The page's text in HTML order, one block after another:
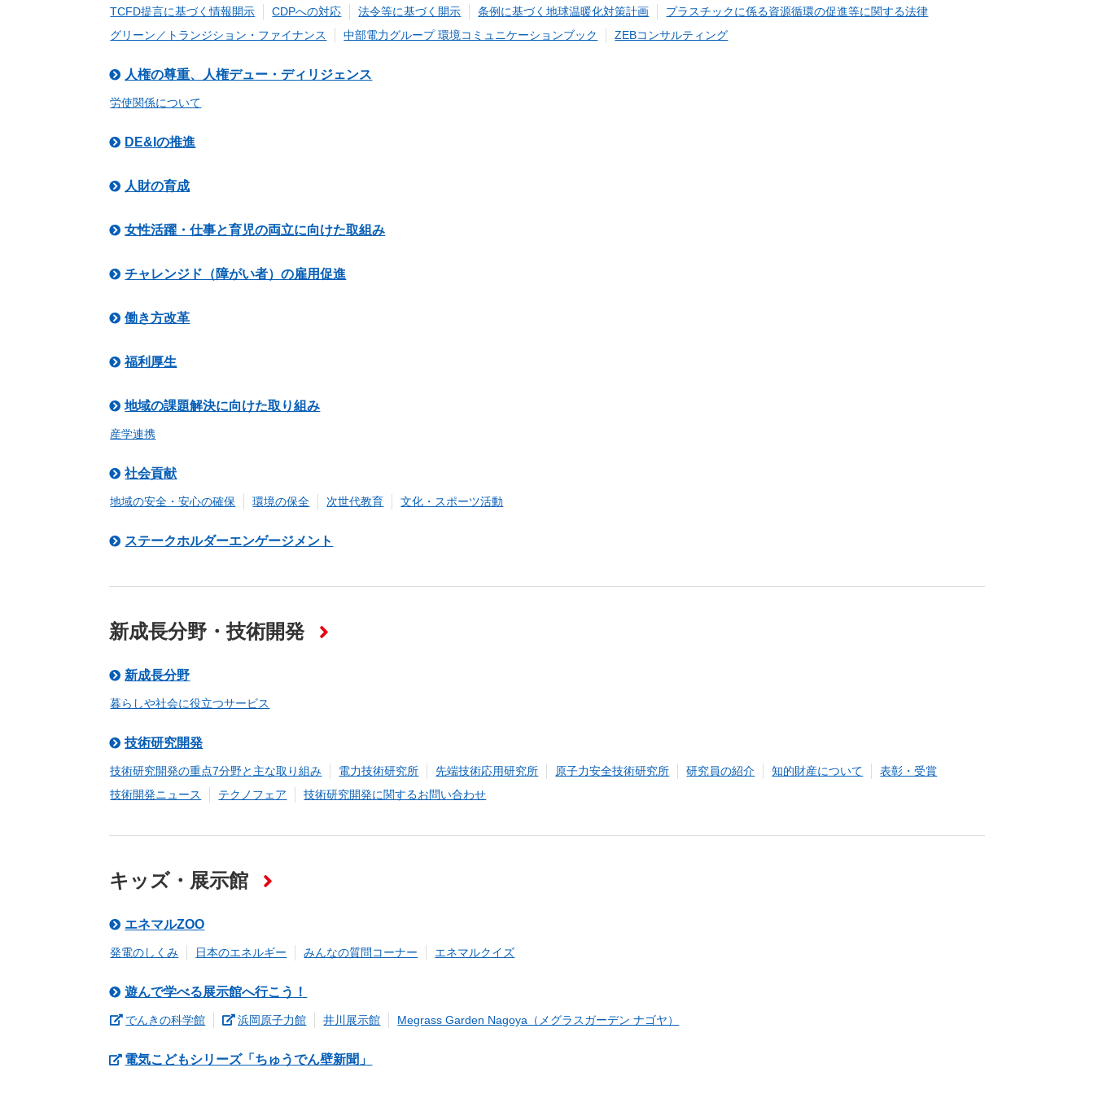
TCFD提言に基づく情報開示 CDPへの対応 法令等に基づく開示 条例に基づく地球温暖化対策計画
プラスチックに係る資源循環の促進等に関する法律
グリーン／トランジション・ファイナンス
中部電力グループ 環境コミュニケーションブック ZEBコンサルティング
人権の尊重、人権デュー・ディリジェンス
労使関係について
DE&Iの推進
人財の育成
女性活躍・仕事と育児の両立に向けた取組み
チャレンジド（障がい者）の雇用促進
働き方改革
福利厚生
地域の課題解決に向けた取り組み
産学連携
社会貢献
地域の安全・安心の確保 環境の保全 次世代教育 文化・スポーツ活動
ステークホルダーエンゲージメント
新成長分野・技術開発
新成長分野
暮らしや社会に役立つサービス
技術研究開発
技術研究開発の重点7分野と主な取り組み 電力技術研究所 先端技術応用研究所 原子力安全技術研究所 研究員の紹介 知的財産について
表彰・受賞
技術開発ニュース
テクノフェア 技術研究開発に関するお問い合わせ
キッズ・展示館
エネマルZOO
発電のしくみ ⽇本のエネルギー みんなの質問コーナー エネマルクイズ
遊んで学べる展示館へ行こう！
でんきの科学館（新しいウィンドウを開きます）
浜岡原子力館（新しいウィンドウを開きます）
井川展示館 Megrass Garden Nagoya（メグラスガーデン ナゴヤ）
電気こどもシリーズ「ちゅうでん壁新聞」